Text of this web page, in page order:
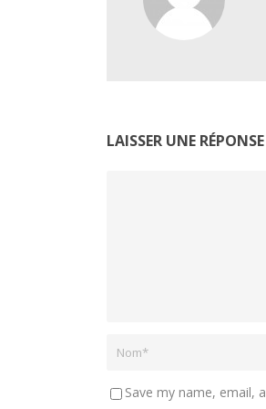
LAISSER UNE RÉPONSE
Save my name, email,